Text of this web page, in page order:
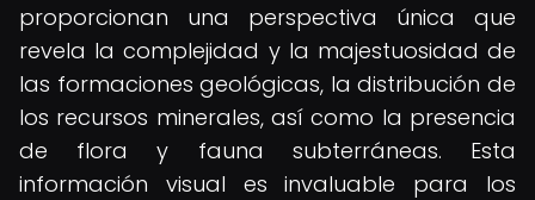
proporcionan una perspectiva única que
revela la complejidad y la majestuosidad de
las formaciones geológicas, la distribución de
los recursos minerales, así como la presencia
de flora y fauna subterráneas. Esta
información visual es invaluable para los